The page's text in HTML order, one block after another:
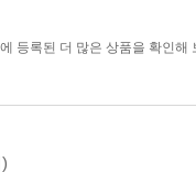
등록된 더 많은 상품을 확인해